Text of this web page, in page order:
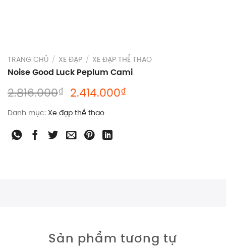
TRANG CHỦ / XE ĐẠP / XE ĐẠP THỂ THAO
Noise Good Luck Peplum Cami
2.816.000₫ Giá
là:
2.816.000₫.
2.414.000₫
Danh mục: Xe đạp thể thao
Sản phẩm tương tự